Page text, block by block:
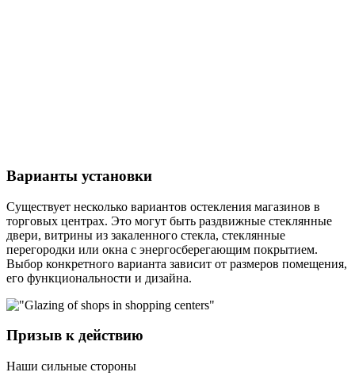
Варианты установки
Существует несколько вариантов остекления магазинов в
торговых центрах. Это могут быть раздвижные стеклянные
двери, витрины из закаленного стекла, стеклянные
перегородки или окна с энергосберегающим покрытием.
Выбор конкретного варианта зависит от размеров помещения,
его функциональности и дизайна.
Призыв к действию
Наши сильные стороны